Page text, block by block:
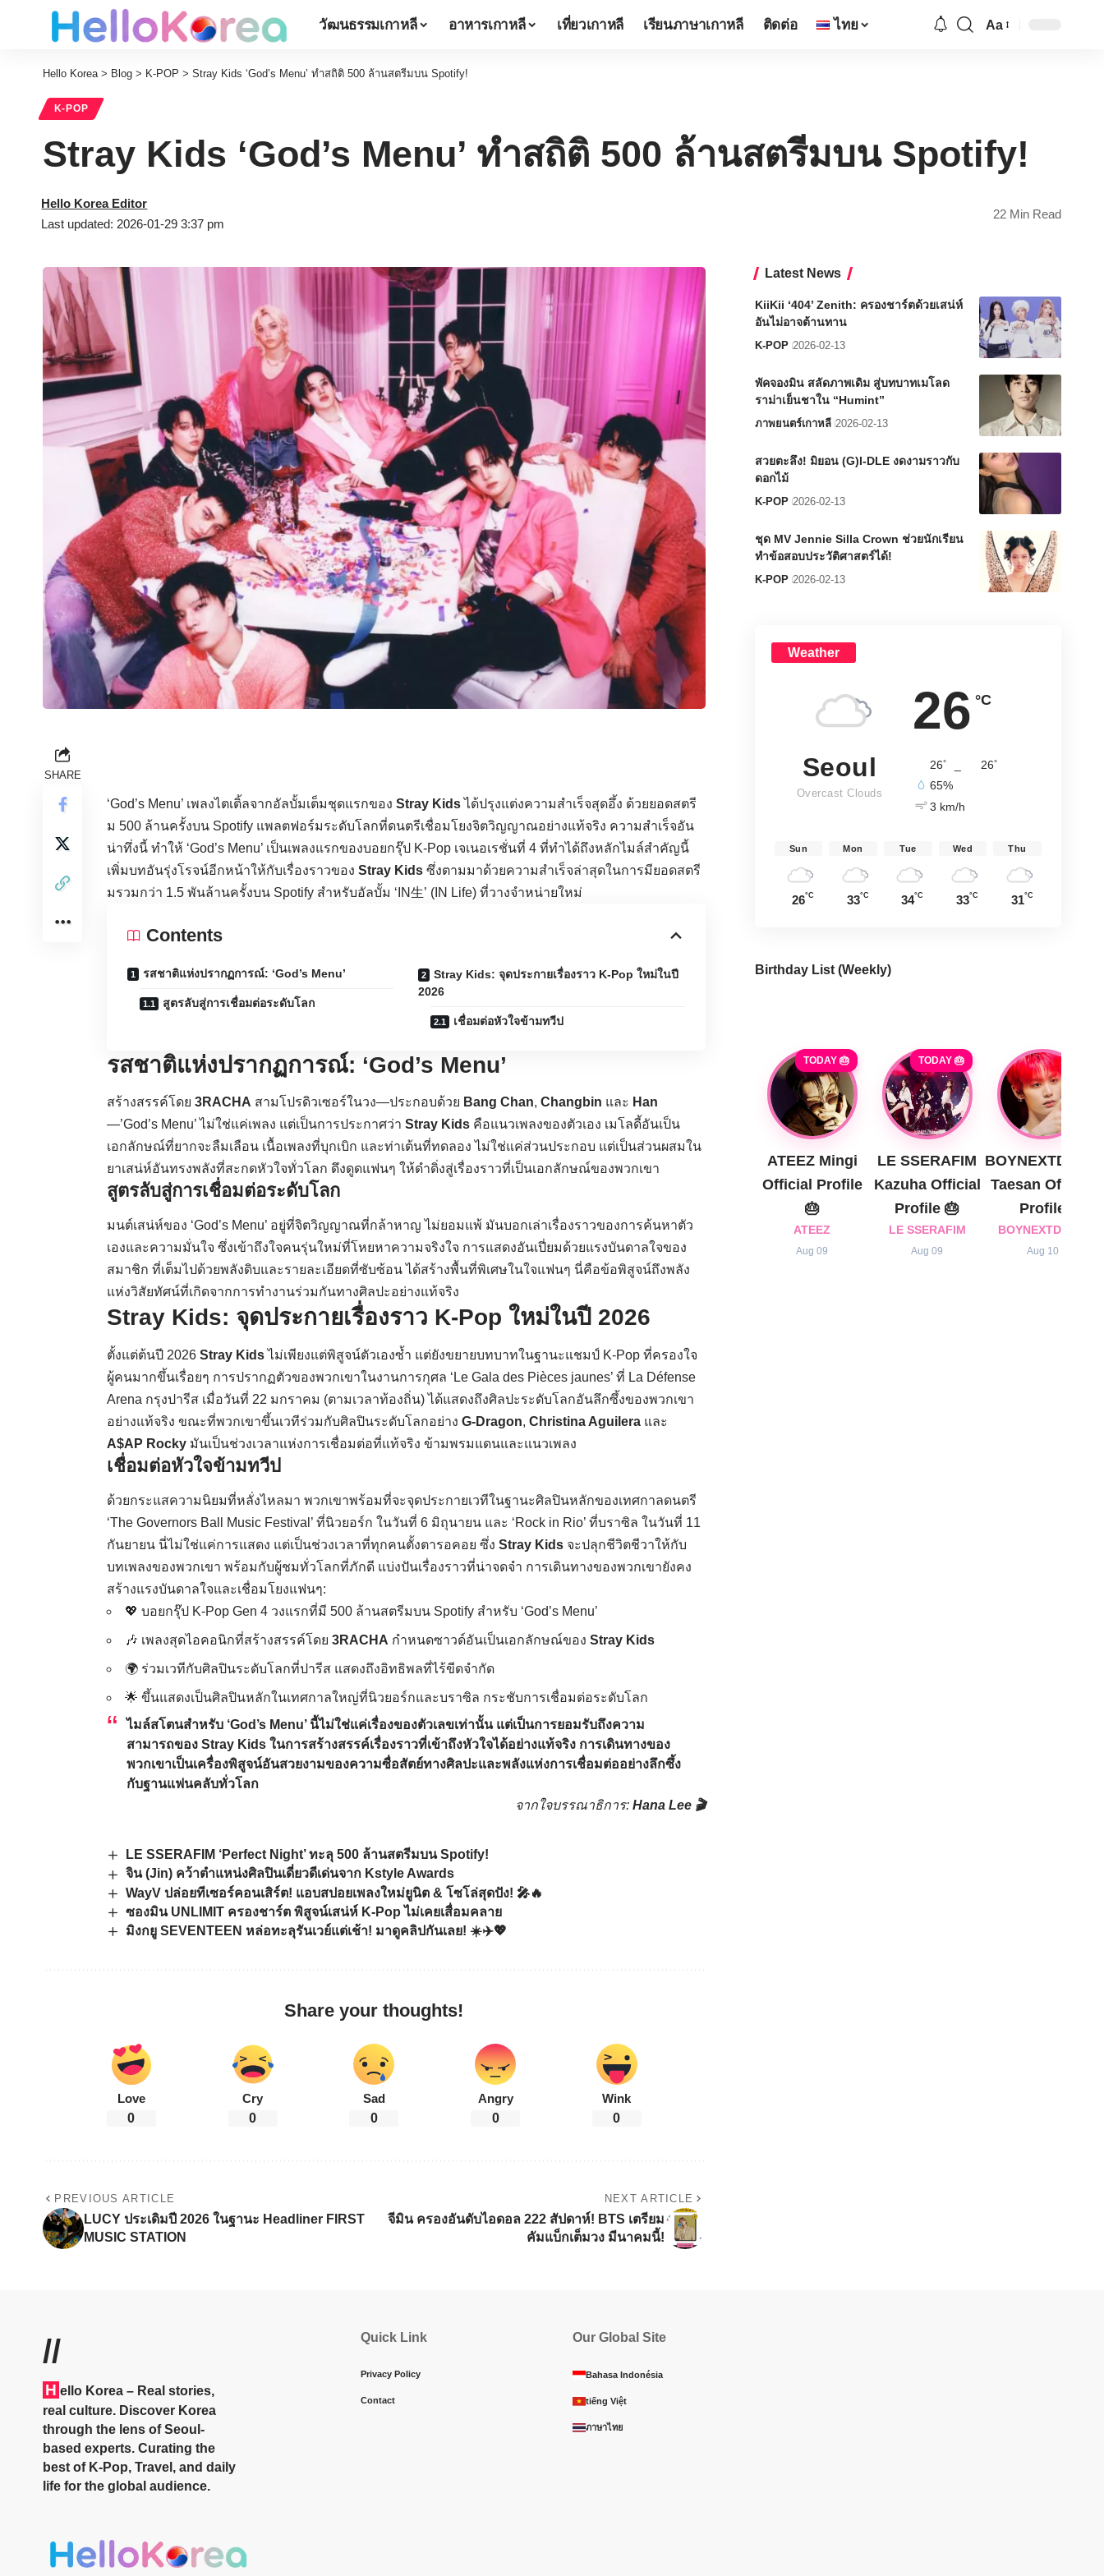
วัฒนธรรมเกาหลี อาหารเกาหลี เที่ยวเกาหลี เรียนภาษาเกาหลี ติดต่อ ไทย Aa
Hello Korea> Blog > K-POP > Stray Kids ‘God’s Menu’ ทำสถิติ 500 ล้านสตรีมบน Spotify!
K-POP
Stray Kids ‘God’s Menu’ ทำสถิติ 500 ล้านสตรีมบน Spotify!
Last updated: 2026-01-29 3:37 pm
Hello Korea Editor
22 Min Read
SHARE
‘God’s Menu’ เพลงไตเติ้ลจากอัลบั้มเต็มชุดแรกของ Stray Kidsได้ปรุงแต่งความสำเร็จสุดอึ้ง ด้วยยอดสตรี
ม 500 ล้านครั้งบน Spotify แพลตฟอร์มระดับโลกที่ดนตรีเชื่อมโยงจิตวิญญาณอย่างแท้จริง ความสำเร็จอัน
น่าทึ่งนี้ ทำให้ ‘God’s Menu’ เป็นเพลงแรกของบอยกรุ๊ป K-Pop เจเนอเรชั่นที่ 4 ที่ทำได้ถึงหลักไมล์สำคัญนี้
เพิ่มบทอันรุ่งโรจน์อีกหน้าให้กับเรื่องราวของ Stray Kids ซึ่งตามมาด้วยความสำเร็จล่าสุดในการมียอดสตรี
มรวมกว่า 1.5 พันล้านครั้งบน Spotify สำหรับอัลบั้ม ‘IN生’ (IN Life) ที่วางจำหน่ายใหม่
Contents
รสชาติแห่งปรากฏการณ์: ‘God’s Menu’
สูตรลับสู่การเชื่อมต่อระดับโลก
Stray Kids: จุดประกายเรื่องราว K-Pop ใหม่ในปี
2026
เชื่อมต่อหัวใจข้ามทวีป
รสชาติแห่งปรากฏการณ์: ‘God’s Menu’
สร้างสรรค์โดย 3RACHA สามโปรดิวเซอร์ในวง—ประกอบด้วย Bang Chan, Changbin และ Han
—’God’s Menu’ ไม่ใช่แค่เพลง แต่เป็นการประกาศว่า Stray Kids คือแนวเพลงของตัวเอง เมโลดี้อันเป็น
เอกลักษณ์ที่ยากจะลืมเลือน เนื้อเพลงที่บุกเบิก และท่าเต้นที่ทดลอง ไม่ใช่แค่ส่วนประกอบ แต่เป็นส่วนผสมใน
ยาเสน่ห์อันทรงพลังที่สะกดหัวใจทั่วโลก ดึงดูดแฟนๆ ให้ดำดิ่งสู่เรื่องราวที่เป็นเอกลักษณ์ของพวกเขา
สูตรลับสู่การเชื่อมต่อระดับโลก
มนต์เสน่ห์ของ ‘God’s Menu’ อยู่ที่จิตวิญญาณที่กล้าหาญ ไม่ยอมแพ้ มันบอกเล่าเรื่องราวของการค้นหาตัว
เองและความมั่นใจ ซึ่งเข้าถึงใจคนรุ่นใหม่ที่โหยหาความจริงใจ การแสดงอันเปี่ยมด้วยแรงบันดาลใจของ
สมาชิก ที่เต็มไปด้วยพลังดิบและรายละเอียดที่ซับซ้อน ได้สร้างพื้นที่พิเศษในใจแฟนๆ นี่คือข้อพิสูจน์ถึงพลัง
แห่งวิสัยทัศน์ที่เกิดจากการทำงานร่วมกันทางศิลปะอย่างแท้จริง
Stray Kids: จุดประกายเรื่องราว K-Pop ใหม่ในปี 2026
ตั้งแต่ต้นปี 2026 Stray Kidsไม่เพียงแต่พิสูจน์ตัวเองซ้ำ แต่ยังขยายบทบาทในฐานะแชมป์ K-Pop ที่ครองใจ
ผู้คนมากขึ้นเรื่อยๆ การปรากฏตัวของพวกเขาในงานการกุศล ‘Le Gala des Pièces jaunes’ ที่ La Défense
Arena กรุงปารีส เมื่อวันที่ 22 มกราคม (ตามเวลาท้องถิ่น) ได้แสดงถึงศิลปะระดับโลกอันลึกซึ้งของพวกเขา
อย่างแท้จริง ขณะที่พวกเขาขึ้นเวทีร่วมกับศิลปินระดับโลกอย่าง G-Dragon, Christina Aguilera และ
A$AP Rocky มันเป็นช่วงเวลาแห่งการเชื่อมต่อที่แท้จริง ข้ามพรมแดนและแนวเพลง
เชื่อมต่อหัวใจข้ามทวีป
ด้วยกระแสความนิยมที่หลั่งไหลมา พวกเขาพร้อมที่จะจุดประกายเวทีในฐานะศิลปินหลักของเทศกาลดนตรี
‘The Governors Ball Music Festival’ ที่นิวยอร์ก ในวันที่ 6 มิถุนายน และ ‘Rock in Rio’ ที่บราซิล ในวันที่ 11
กันยายน นี่ไม่ใช่แค่การแสดง แต่เป็นช่วงเวลาที่ทุกคนตั้งตารอคอย ซึ่ง Stray Kids จะปลุกชีวิตชีวาให้กับ
บทเพลงของพวกเขา พร้อมกับผู้ชมทั่วโลกที่ภักดี แบ่งปันเรื่องราวที่น่าจดจำ การเดินทางของพวกเขายังคง
สร้างแรงบันดาลใจและเชื่อมโยงแฟนๆ:
💖 บอยกรุ๊ป K-Pop Gen 4 วงแรกที่มี 500 ล้านสตรีมบน Spotify สำหรับ ‘God’s Menu’
🎶 เพลงสุดไอคอนิกที่สร้างสรรค์โดย 3RACHA กำหนดซาวด์อันเป็นเอกลักษณ์ของ Stray Kids
🌍 ร่วมเวทีกับศิลปินระดับโลกที่ปารีส แสดงถึงอิทธิพลที่ไร้ขีดจำกัด
🌟 ขึ้นแสดงเป็นศิลปินหลักในเทศกาลใหญ่ที่นิวยอร์กและบราซิล กระชับการเชื่อมต่อระดับโลก
ไมล์สโตนสำหรับ ‘God’s Menu’ นี้ไม่ใช่แค่เรื่องของตัวเลขเท่านั้น แต่เป็นการยอมรับถึงความ
สามารถของ Stray Kids ในการสร้างสรรค์เรื่องราวที่เข้าถึงหัวใจได้อย่างแท้จริง การเดินทางของ
พวกเขาเป็นเครื่องพิสูจน์อันสวยงามของความซื่อสัตย์ทางศิลปะและพลังแห่งการเชื่อมต่ออย่างลึกซึ้ง
กับฐานแฟนคลับทั่วโลก
จากใจบรรณาธิการ: Hana Lee 🎬
LE SSERAFIM ‘Perfect Night’ ทะลุ 500 ล้านสตรีมบน Spotify!
จิน (Jin) คว้าตำแหน่งศิลปินเดี่ยวดีเด่นจาก Kstyle Awards
WayV ปล่อยทีเซอร์คอนเสิร์ต! แอบสปอยเพลงใหม่ยูนิต & โซโล่สุดปัง! 🎤🔥
ซองมิน UNLIMIT ครองชาร์ต พิสูจน์เสน่ห์ K-Pop ไม่เคยเสื่อมคลาย
มิงกยู SEVENTEEN หล่อทะลุรันเวย์แต่เช้า! มาดูคลิปกันเลย! ☀️✈️💖
Share your thoughts!
Love
0
Cry
0
Sad
0
Angry
0
Wink
0
PREVIOUS ARTICLE
LUCY ประเดิมปี 2026 ในฐานะ Headliner FIRST
MUSIC STATION
NEXT ARTICLE
จีมิน ครองอันดับไอดอล 222 สัปดาห์! BTS เตรียม
คัมแบ็กเต็มวง มีนาคมนี้!
Latest News
KiiKii ‘404’ Zenith: ครองชาร์ตด้วยเสน่ห์
อันไม่อาจต้านทาน
K-POP 2026-02-13
พัคจองมิน สลัดภาพเดิม สู่บทบาทเมโลด
ราม่าเย็นชาใน “Humint”
ภาพยนตร์เกาหลี 2026-02-13
สวยตะลึง! มิยอน (G)I-DLE งดงามราวกับ
ดอกไม้
K-POP 2026-02-13
ชุด MV Jennie Silla Crown ช่วยนักเรียน
ทำข้อสอบประวัติศาสตร์ได้!
K-POP 2026-02-13
Weather
26 °C
Seoul
Overcast Clouds
26° 26°
65%
3 km/h
Sun
26°C
Mon
33°C
Tue
34°C
Wed
33°C
Thu
31°C
Birthday List (Weekly)
TODAY 🎂
ATEEZ Mingi
Official Profile
🎂
ATEEZ
Aug 09
TODAY 🎂
LE SSERAFIM
Kazuha Official
Profile 🎂
LE SSERAFIM
Aug 09
BOYNEXTDOOR
Taesan Official
Profile
BOYNEXTDOOR
Aug 10
//
H ello Korea – Real stories,
real culture. Discover Korea
through the lens of Seoul-
based experts. Curating the
best of K-Pop, Travel, and daily
life for the global audience.
Quick Link
Privacy Policy
Contact
Our Global Site
Bahasa Indonésia
tiếng Việt
ภาษาไทย